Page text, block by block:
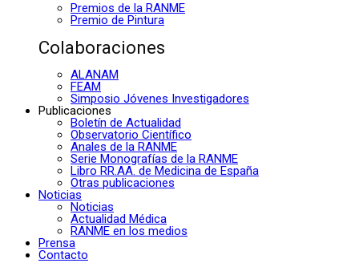
Premios de la RANME
Premio de Pintura
Colaboraciones
ALANAM
FEAM
Simposio Jóvenes Investigadores
Publicaciones
Boletín de Actualidad
Observatorio Científico
Anales de la RANME
Serie Monografías de la RANME
Libro RR.AA. de Medicina de España
Otras publicaciones
Noticias
Noticias
Actualidad Médica
RANME en los medios
Prensa
Contacto